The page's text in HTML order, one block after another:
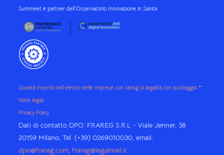
Summeet è partner dell'Osservatorio Innovazione in Sanità
Società inserita nell'elenco delle imprese con rating di legalità con punteggio **
Note legali
Privacy Policy
Dati di contatto DPO: FRAREG S.R.L - Viale Jenner, 38
20159 Milano, Tel. (+39) 0269010030, email:
dpo@frareg.com,frareg@legalmail.it